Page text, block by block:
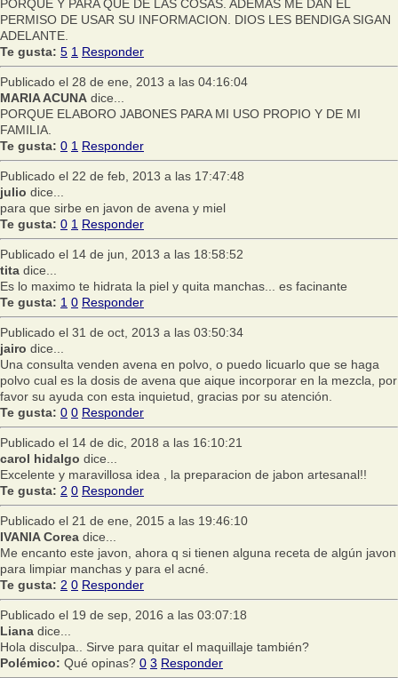
PORQUE Y PARA QUE DE LAS COSAS. ADEMAS ME DAN EL
PERMISO DE USAR SU INFORMACION. DIOS LES BENDIGA SIGAN
ADELANTE.
Te gusta: 5 1 Responder
Publicado el 28 de ene, 2013 a las 04:16:04
MARIA ACUNA dice...
PORQUE ELABORO JABONES PARA MI USO PROPIO Y DE MI
FAMILIA.
Te gusta: 0 1 Responder
Publicado el 22 de feb, 2013 a las 17:47:48
julio dice...
para que sirbe en javon de avena y miel
Te gusta: 0 1 Responder
Publicado el 14 de jun, 2013 a las 18:58:52
tita dice...
Es lo maximo te hidrata la piel y quita manchas... es facinante
Te gusta: 1 0 Responder
Publicado el 31 de oct, 2013 a las 03:50:34
jairo dice...
Una consulta venden avena en polvo, o puedo licuarlo que se haga
polvo cual es la dosis de avena que aique incorporar en la mezcla, por
favor su ayuda con esta inquietud, gracias por su atención.
Te gusta: 0 0 Responder
Publicado el 14 de dic, 2018 a las 16:10:21
carol hidalgo dice...
Excelente y maravillosa idea , la preparacion de jabon artesanal!!
Te gusta: 2 0 Responder
Publicado el 21 de ene, 2015 a las 19:46:10
IVANIA Corea dice...
Me encanto este javon, ahora q si tienen alguna receta de algún javon
para limpiar manchas y para el acné.
Te gusta: 2 0 Responder
Publicado el 19 de sep, 2016 a las 03:07:18
Liana dice...
Hola disculpa.. Sirve para quitar el maquillaje también?
Polémico: Qué opinas? 0 3 Responder